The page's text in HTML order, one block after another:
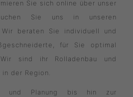
Sie sich online über unser
Sie uns in unseren
Wir beraten Sie individuell und
für Sie optimal
sind ihr Rolladenbau und
der Region.
und Planung bis hin zur